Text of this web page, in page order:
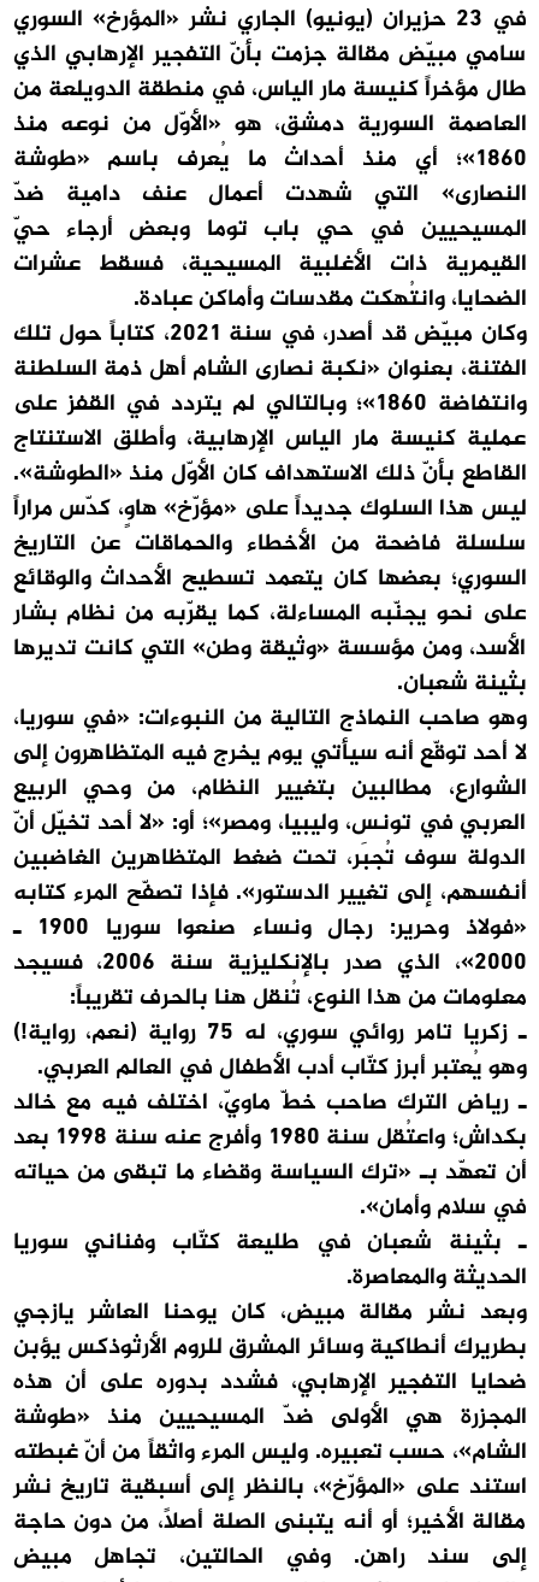
في 23 حزيران (يونيو) الجاري نشر «المؤرخ» السوري
سامي مبيّض مقالة جزمت بأنّ التفجير الإرهابي الذي
طال مؤخراً كنيسة مار الياس، في منطقة الدويلعة من
العاصمة السورية دمشق، هو «الأوّل من نوعه منذ
1860»؛ أي منذ أحداث ما يُعرف باسم «طوشة
النصارى» التي شهدت أعمال عنف دامية ضدّ
المسيحيين في حي باب توما وبعض أرجاء حيّ
القيمرية ذات الأغلبية المسيحية، فسقط عشرات
الضحايا، وانتُهكت مقدسات وأماكن عبادة.
وكان مبيّض قد أصدر، في سنة 2021، كتاباً حول تلك
الفتنة، بعنوان «نكبة نصارى الشام أهل ذمة السلطنة
وانتفاضة 1860»؛ وبالتالي لم يتردد في القفز على
عملية كنيسة مار الياس الإرهابية، وأطلق الاستنتاج
القاطع بأنّ ذلك الاستهداف كان الأوّل منذ «الطوشة».
ليس هذا السلوك جديداً على «مؤرّخ» هاوٍ، كدّس مراراً
سلسلة فاضحة من الأخطاء والحماقات عن التاريخ
السوري؛ بعضها كان يتعمد تسطيح الأحداث والوقائع
على نحو يجنّبه المساءلة، كما يقرّبه من نظام بشار
الأسد، ومن مؤسسة «وثيقة وطن» التي كانت تديرها
بثينة شعبان.
وهو صاحب النماذج التالية من النبوءات: «في سوريا،
لا أحد توقّع أنه سيأتي يوم يخرج فيه المتظاهرون إلى
الشوارع، مطالبين بتغيير النظام، من وحي الربيع
العربي في تونس، وليبيا، ومصر»؛ أو: «لا أحد تخيّل أنّ
الدولة سوف تُجبَر، تحت ضغط المتظاهرين الغاضبين
أنفسهم، إلى تغيير الدستور». فإذا تصفّح المرء كتابه
«فولاذ وحرير: رجال ونساء صنعوا سوريا 1900 ـ
2000»، الذي صدر بالإنكليزية سنة 2006، فسيجد
معلومات من هذا النوع، تُنقل هنا بالحرف تقريباً:
ـ زكريا تامر روائي سوري، له 75 رواية (نعم، رواية!)
وهو يُعتبر أبرز كتّاب أدب الأطفال في العالم العربي.
ـ رياض الترك صاحب خطّ ماويّ، اختلف فيه مع خالد
بكداش؛ واعتُقل سنة 1980 وأفرج عنه سنة 1998 بعد
أن تعهّد بـ «ترك السياسة وقضاء ما تبقى من حياته
في سلام وأمان».
ـ بثينة شعبان في طليعة كتّاب وفناني سوريا
الحديثة والمعاصرة.
وبعد نشر مقالة مبيض، كان يوحنا العاشر يازجي
بطريرك أنطاكية وسائر المشرق للروم الأرثوذكس يؤبن
ضحايا التفجير الإرهابي، فشدد بدوره على أن هذه
المجزرة هي الأولى ضدّ المسيحيين منذ «طوشة
الشام»، حسب تعبيره. وليس المرء واثقاً من أنّ غبطته
استند على «المؤرّخ»، بالنظر إلى أسبقية تاريخ نشر
مقالة الأخير؛ أو أنه يتبنى الصلة أصلاً، من دون حاجة
إلى سند راهن. وفي الحالتين، تجاهل مبيض